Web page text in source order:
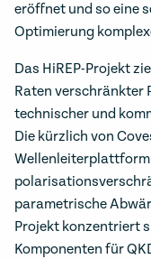
eröffnet und so eine
Optimierung
Das HiREP-Projekt
Raten verschränkter
technischer und
Die kürzlich von
Wellenleiterplattform
parametrische
Projekt konzentriert
Komponenten für